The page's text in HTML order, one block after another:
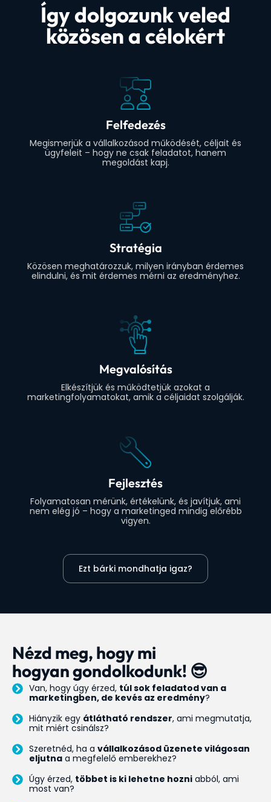
Így dolgozunk veled
közösen a célokért
Felfedezés
Megismerjük a vállalkozásod működését, céljait és
ügyfeleit – hogy ne csak feladatot, hanem
megoldást kapj.
Stratégia
Közösen meghatározzuk, milyen irányban érdemes
elindulni, és mit érdemes mérni az eredményhez.
Megvalósítás
Elkészítjük és működtetjük azokat a
marketingfolyamatokat, amik a céljaidat szolgálják.
Fejlesztés
Folyamatosan mérünk, értékelünk, és javítjuk, ami
nem elég jó – hogy a marketinged mindig előrébb
vigyen.
Ezt bárki mondhatja igaz?
Nézd meg, hogy mi
hogyan gondolkodunk! 😎
Van, hogy úgy érzed, túl sok feladatod van a
marketingben, de kevés az eredmény?
Hiányzik egy átlátható rendszer, ami megmutatja,
mit miért csinálsz?
Szeretnéd, ha a vállalkozásod üzenete világosan
eljutnaa megfelelő emberekhez?
Úgy érzed, többet is ki lehetne hozniabból, ami
most van?